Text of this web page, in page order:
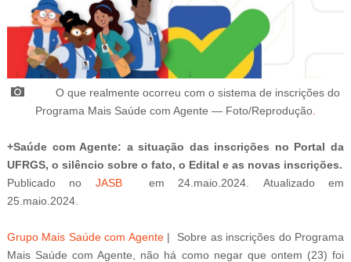
O que realmente ocorreu com o sistema de inscrições do
Programa Mais Saúde com Agente — Foto/Reprodução.
+Saúde com Agente: a situação das inscrições no Portal da
UFRGS, o silêncio sobre o fato, o Edital e as novas inscrições.
Publicado no JASB em 24.maio.2024. Atualizadoem
25.maio.2024.
Grupo Mais Saúde com Agente| Sobre as inscrições do Programa
Mais Saúde com Agente, não há como negar que ontem (23) foi